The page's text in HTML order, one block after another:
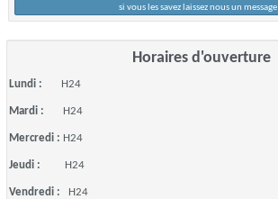
si vous les savez laissez nous un message
Horaires d'ouverture
Lundi : H24
Mardi : H24
Mercredi : H24
Jeudi : H24
Vendredi : H24